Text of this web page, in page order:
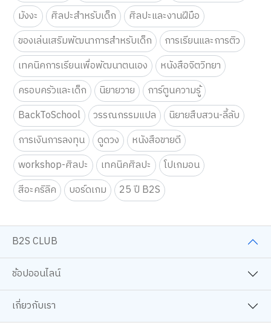
มังงะ
ศิลปะสำหรับเด็ก
ศิลปะและงานฝีมือ
ของเล่นเสริมพัฒนาการสำหรับเด็ก
การเรียนและการติว
เทคนิคการเรียนเพื่อพัฒนาตนเอง
หนังสือจิตวิทยา
ครอบครัวและเด็ก
นิยายวาย
การ์ตูนความรู้
BackToSchool
วรรณกรรมแปล
นิยายสืบสวน-ลี้ลับ
การเงินการลงทุน
ดูดวง
หนังสือขายดี
workshop-ศิลปะ
เทคนิคศิลปะ
โปเกมอน
สีอะคริลิค
บอร์ดเกม 25 ปี B2S
B2S CLUB
ช้อปออนไลน์
เกี่ยวกับเรา